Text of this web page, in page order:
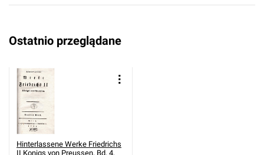
Ostatnio przeglądane
Hinterlassene Werke Friedrichs
II Konigs von Preussen. Bd. 4.